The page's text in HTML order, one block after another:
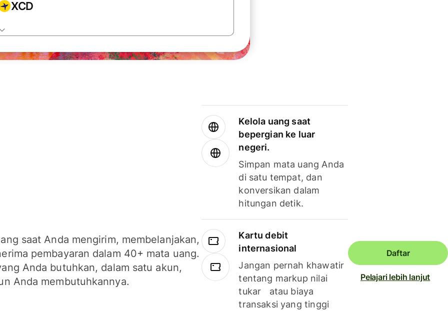
XCD
saat Anda mengirim, membelanjakan,
pembayaran dalam 40+ mata uang.
Anda butuhkan, dalam satu akun,
Anda membutuhkannya.
Kelola uang saat
bepergian ke luar
negeri.
Simpan mata uang Anda
di satu tempat, dan
konversikan dalam
hitungan detik.
Kartu debit
internasional
Jangan pernah khawatir
tentang markup nilai
tukar atau biaya
transaksi yang tinggi
Daftar
Pelajari lebih lanjut